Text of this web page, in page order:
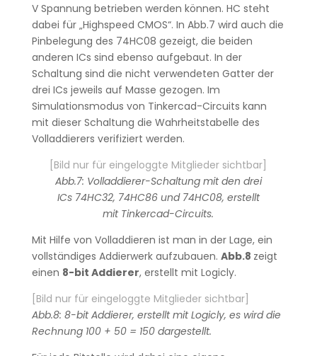
V Spannung betrieben werden können. HC steht
dabei für „Highspeed CMOS“. In Abb.7 wird auch die
Pinbelegung des 74HC08 gezeigt, die beiden
anderen ICs sind ebenso aufgebaut. In der
Schaltung sind die nicht verwendeten Gatter der
drei ICs jeweils auf Masse gezogen. Im
Simulationsmodus von Tinkercad-Circuits kann
mit dieser Schaltung die Wahrheitstabelle des
Volladdierers verifiziert werden.
[Bild nur für eingeloggte Mitglieder sichtbar]
Abb.7: Volladdierer-Schaltung mit den drei
ICs 74HC32, 74HC86 und 74HC08, erstellt
mit Tinkercad-Circuits.
Mit Hilfe von Volladdieren ist man in der Lage, ein
vollständiges Addierwerk aufzubauen. Abb.8 zeigt
einen 8-bit Addierer, erstellt mit Logicly.
[Bild nur für eingeloggte Mitglieder sichtbar]
Abb.8: 8-bit Addierer, erstellt mit Logicly, es wird die
Rechnung 100 + 50 = 150 dargestellt.